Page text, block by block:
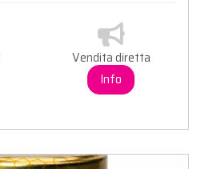
Vendita diretta
Info